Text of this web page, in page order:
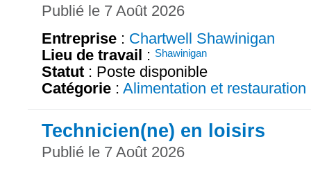
Publié le 7 Août 2026
Entreprise : Chartwell Shawinigan
Lieu de travail : Shawinigan
Statut : Poste disponible
Catégorie : Alimentation et restauration
Technicien(ne) en loisirs
Publié le 7 Août 2026